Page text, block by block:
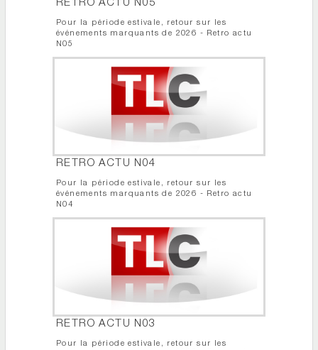
RETRO ACTU N05
Pour la période estivale, retour sur les
événements marquants de 2026 - Retro actu
N05
RETRO ACTU N04
Pour la période estivale, retour sur les
événements marquants de 2026 - Retro actu
N04
RETRO ACTU N03
Pour la période estivale, retour sur les